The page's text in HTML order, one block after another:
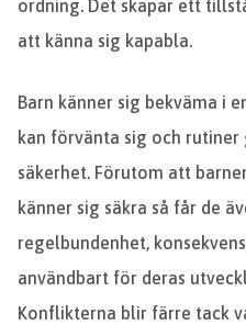
ordning. Det skapar ett
att känna sig kapabla.
Barn känner sig bekväma i
kan förvänta sig och
säkerhet. Förutom att
känner sig säkra så får de
regelbundenhet,
användbart för deras
Konflikterna blir färre tack